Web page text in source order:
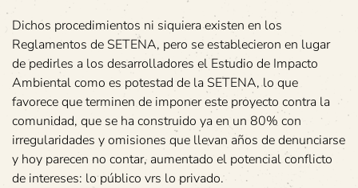
Dichos procedimientos ni siquiera existen en los
Reglamentos de SETENA, pero se establecieron en lugar
de pedirles a los desarrolladores el Estudio de Impacto
Ambiental como es potestad de la SETENA, lo que
favorece que terminen de imponer este proyecto contra la
comunidad, que se ha construido ya en un 80% con
irregularidades y omisiones que llevan años de denunciarse
y hoy parecen no contar, aumentado el potencial conflicto
de intereses: lo público vrs lo privado.